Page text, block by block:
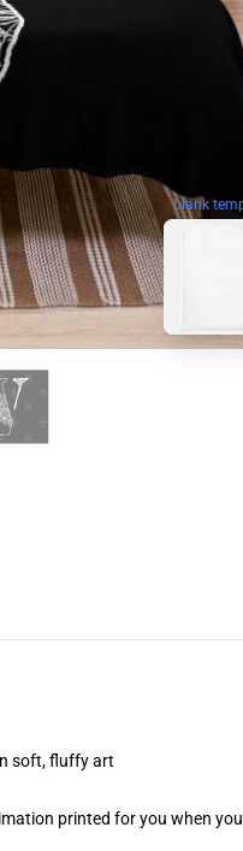
blank
soft, fluffy art
printed for you when